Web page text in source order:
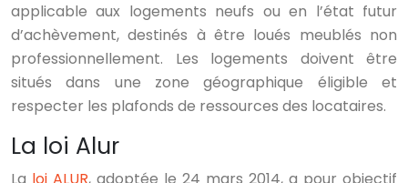
applicable aux logements neufs ou en l’état futur
d’achèvement, destinés à être loués meublés non
professionnellement. Les logements doivent être
situés dans une zone géographique éligible et
respecter les plafonds de ressources des locataires.
La loi Alur